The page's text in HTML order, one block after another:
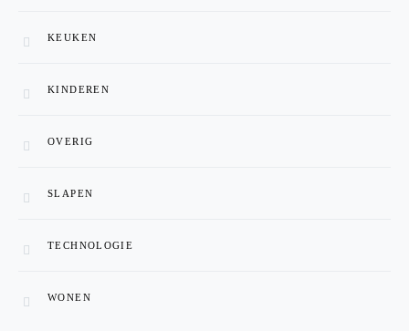
KEUKEN
KINDEREN
OVERIG
SLAPEN
TECHNOLOGIE
WONEN